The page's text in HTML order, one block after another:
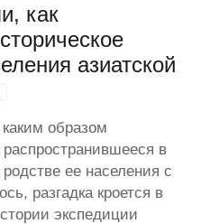
как
азиатской
образом
в
ее населения с
разгадка кроется в
экспедиции